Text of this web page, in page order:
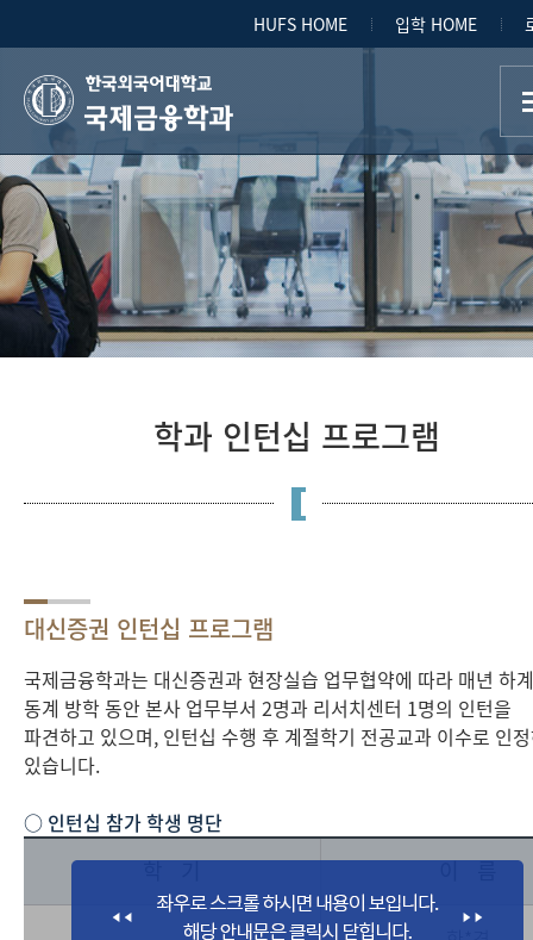
HUFS HOME 입학 HOME
국제금융학과
학과 인턴십 프로그램
대신증권 인턴십 프로그램
국제금융학과는 대신증권과 현장실습 업무협약에 따라 매년 하
동계 방학 동안 본사 업무부서 2명과 리서치센터 1명의 인턴을
파견하고 있으며, 인턴십 수행 후 계절학기 전공교과 이수로 인
있습니다.
○ 인턴십 참가 학생 명단
학 기 이 름